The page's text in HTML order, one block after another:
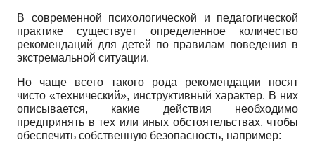
В современной психологической и педагогической
практике существует определенное количество
рекомендаций для детей по правилам поведения в
экстремальной ситуации.
Но чаще всего такого рода рекомендации носят
чисто «технический», инструктивный характер. В них
описывается, какие действия необходимо
предпринять в тех или иных обстоятельствах, чтобы
обеспечить собственную безопасность, например: